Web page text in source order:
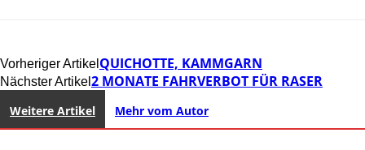
Vorheriger Artikel QUICHOTTE, KAMMGARN
Nächster Artikel 2 MONATE FAHRVERBOT FÜR RASER
Weitere Artikel Mehr vom Autor